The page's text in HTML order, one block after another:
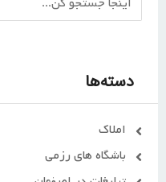
دسته‌ها
املاک
باشگاه های رزمی